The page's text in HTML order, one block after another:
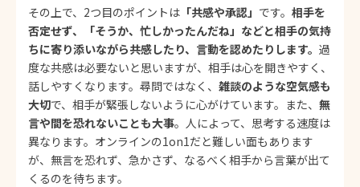
その上で、2つ目のポイントは 「共感や承認」 です。 相手を
否定せず、「そうか、忙しかったんだね」などと相手の気持
ちに寄り添いながら共感したり、言動を認めたりします。 過
度な共感は必要ないと思いますが、相手は心を開きやすく、
話しやすくなります。尋問ではなく、 雑談のような空気感も
大切で、相手が緊張しないように心がけています。また、 無
言や間を恐れないことも大事。人によって、思考する速度は
異なります。オンラインの1on1だと難しい面もあります
が、無言を恐れず、急かさず、なるべく相手から言葉が出て
くるのを待ちます。